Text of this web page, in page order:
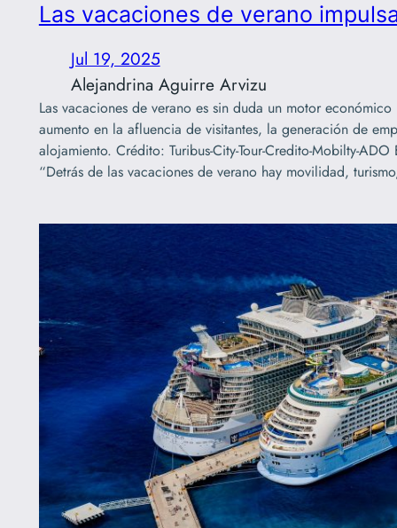
Las vacaciones de verano
Jul 19, 2025
Alejandrina Aguirre Arvizu
Las vacaciones de verano es sin duda un motor
aumento en la afluencia de visitantes, la generación de
alojamiento. Crédito: Turibus-City-Tour-Credito-Mobilty-
“Detrás de las vacaciones de verano hay movilidad,